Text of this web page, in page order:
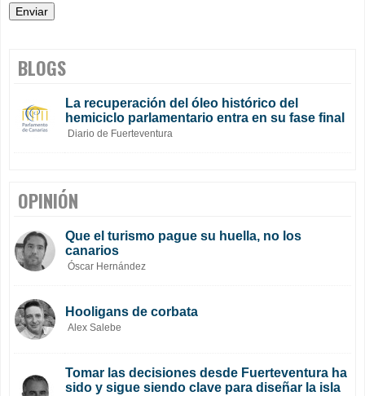
BLOGS
La recuperación del óleo histórico del
hemiciclo parlamentario entra en su fase final
Diario de Fuerteventura
OPINIÓN
Que el turismo pague su huella, no los
canarios
Óscar Hernández
Hooligans de corbata
Alex Salebe
Tomar las decisiones desde Fuerteventura ha
sido y sigue siendo clave para diseñar la isla